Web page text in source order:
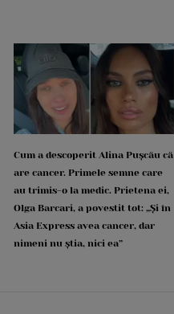
Cum a descoperit Alina Pușcău că
are cancer. Primele semne care
au trimis-o la medic. Prietena ei,
Olga Barcari, a povestit tot: „Și în
Asia Express avea cancer, dar
nimeni nu știa, nici ea”